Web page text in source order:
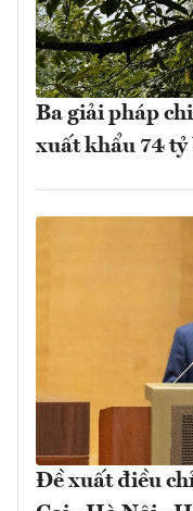
Ba giải pháp
xuất khẩu 74 tỷ
Đề xuất điều